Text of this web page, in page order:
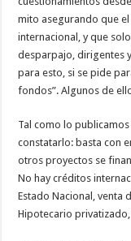
mito asegurando que
internacional, y que
desparpajo, dirigentes
para esto, si se pide
fondos”. Algunos de
Tal como lo
constatarlo: basta con
otros proyectos se
No hay créditos
Estado Nacional, venta
Hipotecario